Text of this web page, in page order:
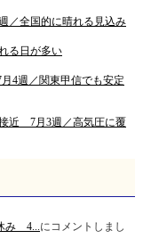
／全国的に晴れる見込み
る日が多い
4週／関東甲信でも安定
近 7月3週／高気圧に覆
み 4...にコメントしまし